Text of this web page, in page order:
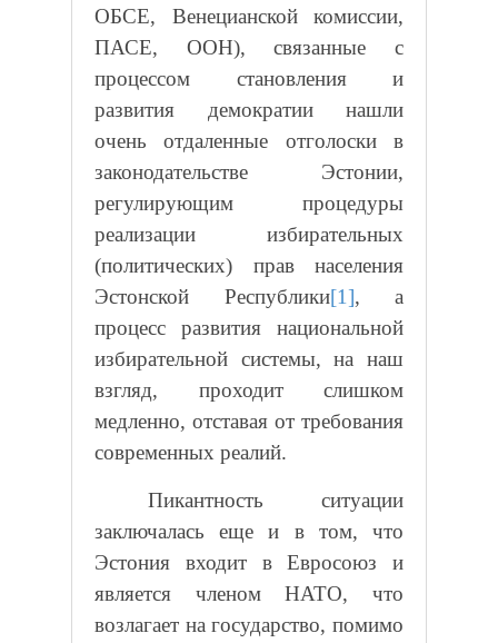
ОБСЕ, Венецианской комиссии,
ПАСЕ, ООН), связанные с
процессом становления и
развития демократии нашли
очень отдаленные отголоски в
законодательстве Эстонии,
регулирующим процедуры
реализации избирательных
(политических) прав населения
Эстонской Республики[1], а
процесс развития национальной
избирательной системы, на наш
взгляд, проходит слишком
медленно, отставая от требования
современных реалий.
Пикантность ситуации
заключалась еще и в том, что
Эстония входит в Евросоюз и
является членом НАТО, что
возлагает на государство, помимо